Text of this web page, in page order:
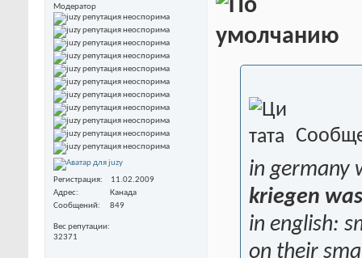
Модератор
Регистрация
11.02.2009
Адрес
Канада
Сообщений
849
Вес репутации
32371
in germany
kriegen
in english:
on their